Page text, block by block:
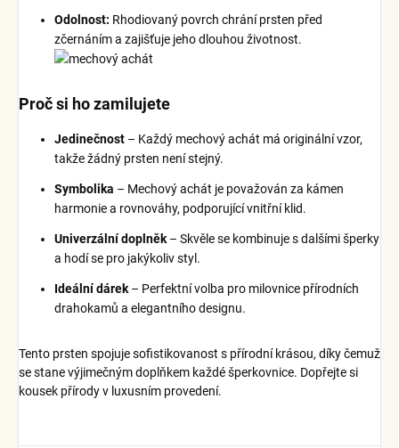
Odolnost: Rhodiovaný povrch chrání prsten před
zčernáním a zajišťuje jeho dlouhou životnost.
Proč si ho zamilujete
Jedinečnost – Každý mechový achát má originální vzor,
takže žádný prsten není stejný.
Symbolika – Mechový achát je považován za kámen
harmonie a rovnováhy, podporující vnitřní klid.
Univerzální doplněk – Skvěle se kombinuje s dalšími šperky
a hodí se pro jakýkoliv styl.
Ideální dárek – Perfektní volba pro milovnice přírodních
drahokamů a elegantního designu.
Tento prsten spojuje sofistikovanost s přírodní krásou, díky čemuž
se stane výjimečným doplňkem každé šperkovnice. Dopřejte si
kousek přírody v luxusním provedení.